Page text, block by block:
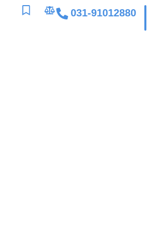
031-91012880